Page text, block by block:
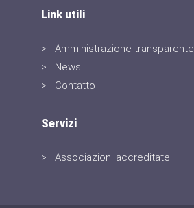
Link utili
Amministrazione transparente
News
Contatto
Servizi
Associazioni accreditate